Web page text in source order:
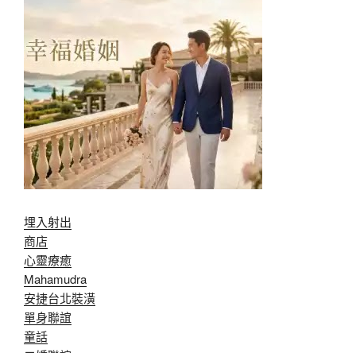
埋入射出
商店
心靈療癒
Mahamudra
安捷台北裝潢
單身聯誼
童話